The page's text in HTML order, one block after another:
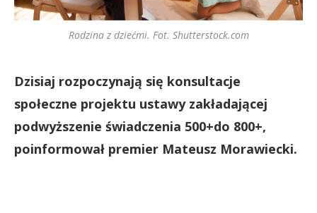
Rodzina z dziećmi. Fot. Shutterstock.com
Dzisiaj rozpoczynają się konsultacje
społeczne projektu ustawy zakładającej
podwyższenie świadczenia 500+do 800+,
poinformował premier Mateusz Morawiecki.